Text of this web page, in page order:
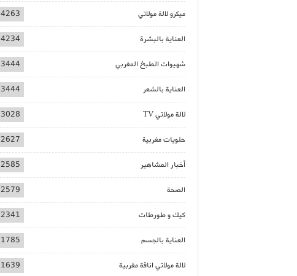
ميكرو لالة مولاتي 4263
العناية بالبشرة 4234
شهيوات الطبخ المغربي 3444
العناية بالشعر 3444
لالة مولاتي TV 3028
حلويات مغربية 2627
أخبار المشاهير 2585
الصحة 2579
كيك و طورطات 2341
العناية بالجسم 1785
لالة مولاتي اناقة مغربية 1639